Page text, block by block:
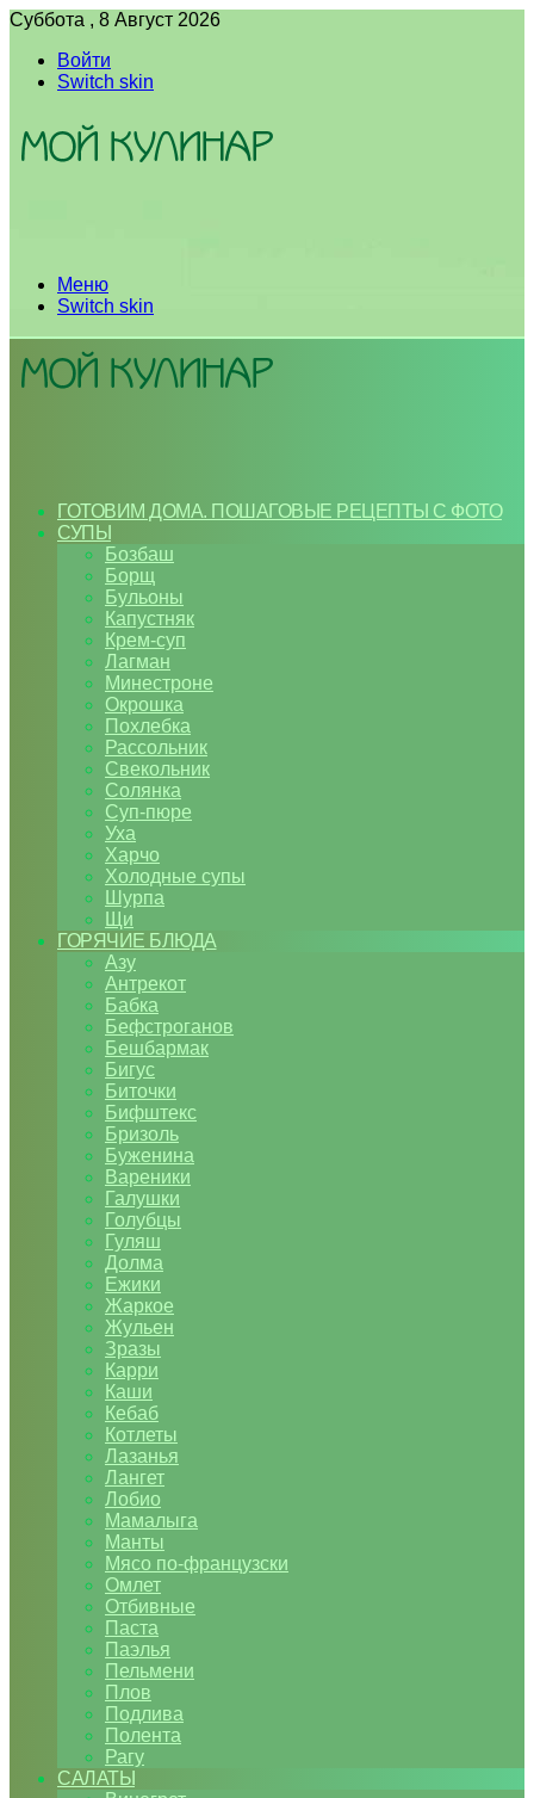
Суббота , 8 Август 2026
Войти
Switch skin
Меню
Switch skin
ГОТОВИМ ДОМА. ПОШАГОВЫЕ РЕЦЕПТЫ С ФОТО
СУПЫ
Бозбаш
Борщ
Бульоны
Капустняк
Крем-суп
Лагман
Минестроне
Окрошка
Похлебка
Рассольник
Свекольник
Солянка
Суп-пюре
Уха
Харчо
Холодные супы
Шурпа
Щи
ГОРЯЧИЕ БЛЮДА
Азу
Антрекот
Бабка
Бефстроганов
Бешбармак
Бигус
Биточки
Бифштекс
Бризоль
Буженина
Вареники
Галушки
Голубцы
Гуляш
Долма
Ежики
Жаркое
Жульен
Зразы
Карри
Каши
Кебаб
Котлеты
Лазанья
Лангет
Лобио
Мамалыга
Манты
Мясо по-французски
Омлет
Отбивные
Паста
Паэлья
Пельмени
Плов
Подлива
Полента
Рагу
САЛАТЫ